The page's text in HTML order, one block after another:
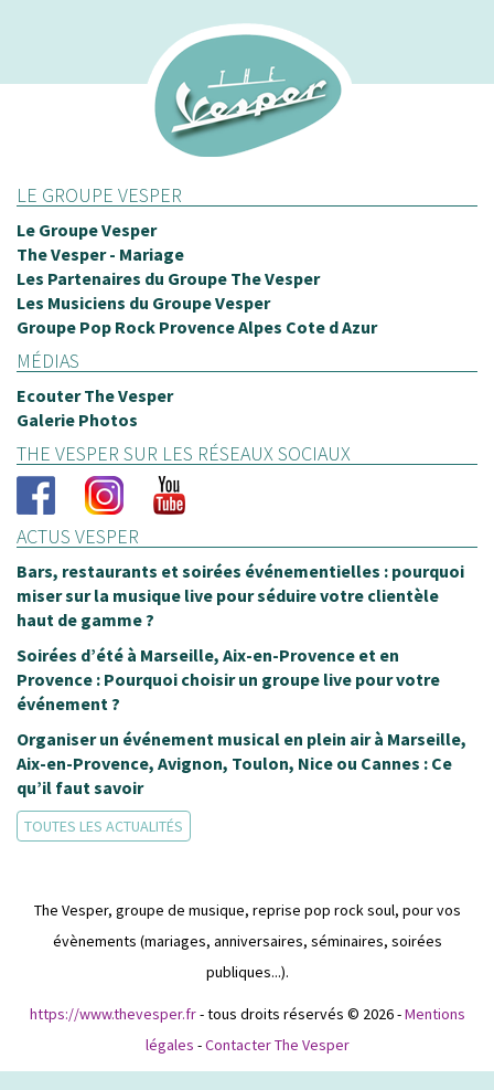
TOUS LES AVIS CLIENTS DU GROUPE THE VESPER
LE GROUPE VESPER
Le Groupe Vesper
The Vesper - Mariage
Les Partenaires du Groupe The Vesper
Les Musiciens du Groupe Vesper
Groupe Pop Rock Provence Alpes Cote d Azur
MÉDIAS
Ecouter The Vesper
Galerie Photos
THE VESPER SUR LES RÉSEAUX SOCIAUX
ACTUS VESPER
Bars, restaurants et soirées événementielles : pourquoi
miser sur la musique live pour séduire votre clientèle
haut de gamme ?
Soirées d’été à Marseille, Aix-en-Provence et en
Provence : Pourquoi choisir un groupe live pour votre
événement ?
qu’il faut savoir
TOUTES LES ACTUALITÉS